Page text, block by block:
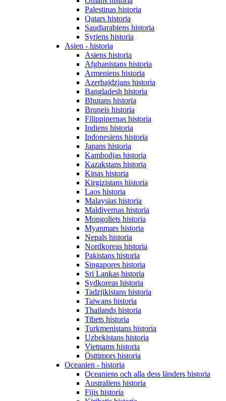
Palestinas historia
Qatars historia
Saudiarabiens historia
Syriens historia
Asien - historia
Asiens historia
Afghanistans historia
Armeniens historia
Azerbajdzjans historia
Bangladesh historia
Bhutans historia
Bruneis historia
Filippinernas historia
Indiens historia
Indonesiens historia
Japans historia
Kambodjas historia
Kazakstans historia
Kinas historia
Kirgizistans historia
Laos historia
Malaysias historia
Maldivernas historia
Mongoliets historia
Myanmars historia
Nepals historia
Nordkoreas historia
Pakistans historia
Singapores historia
Sri Lankas historia
Sydkoreas historia
Tadzjikistans historia
Taiwans historia
Thailands historia
Tibets historia
Turkmenistans historia
Uzbekistans historia
Vietnams historia
Östtimors historia
Oceanien - historia
Oceaniens och alla dess länders historia
Australiens historia
Fijis historia